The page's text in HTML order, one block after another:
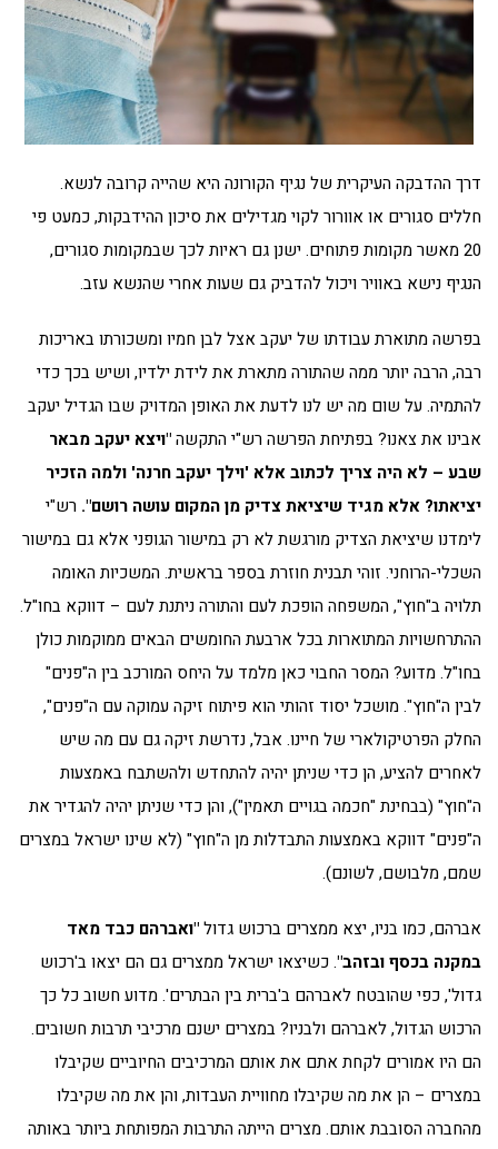
דרך ההדבקה העיקרית של נגיף הקורונה היא שהייה קרובה לנשא.
חללים סגורים או אוורור לקוי מגדילים את סיכון ההידבקות, כמעט פי
20 מאשר מקומות פתוחים. ישנן גם ראיות לכך שבמקומות סגורים,
הנגיף נישא באוויר ויכול להדביק גם שעות אחרי שהנשא עזב.
בפרשה מתוארת עבודתו של יעקב אצל לבן חמיו ומשכורתו באריכות
רבה, הרבה יותר ממה שהתורה מתארת את לידת ילדיו, ושיש בכך כדי
להתמיה. על שום מה יש לנו לדעת את האופן המדויק שבו הגדיל יעקב
אבינו את צאנו? בפתיחת הפרשה רש"י התקשה"ויצא יעקב מבאר
שבע – לא היה צריך לכתוב אלא 'וילך יעקב חרנה' ולמה הזכיר
יציאתו? אלא מגיד שיציאת צדיק מן המקום עושה רושם". רש"י
לימדנו שיציאת הצדיק מורגשת לא רק במישור הגופני אלא גם במישור
השכלי-הרוחני. זוהי תבנית חוזרת בספר בראשית. המשכיות האומה
תלויה ב"חוץ", המשפחה הופכת לעם והתורה ניתנת לעם – דווקא בחו"ל.
ההתרחשויות המתוארות בכל ארבעת החומשים הבאים ממוקמות כולן
בחו"ל. מדוע? המסר החבוי כאן מלמד על היחס המורכב בין ה"פנים"
לבין ה"חוץ". מושכל יסוד זהותי הוא פיתוח זיקה עמוקה עם ה"פנים",
החלק הפרטיקולארי של חיינו. אבל, נדרשת זיקה גם עם מה שיש
לאחרים להציע, הן כדי שניתן יהיה להתחדש ולהשתבח באמצעות
ה"חוץ" (בבחינת "חכמה בגויים תאמין"), והן כדי שניתן יהיה להגדיר את
ה"פנים" דווקא באמצעות התבדלות מן ה"חוץ" (לא שינו ישראל במצרים
שמם, מלבושם, לשונם).
אברהם, כמו בניו, יצא ממצרים ברכוש גדול"ואברהם כבד מאד
במקנה בכסף ובזהב". כשיצאו ישראל ממצרים גם הם יצאו ב'רכוש
גדול', כפי שהובטח לאברהם ב'ברית בין הבתרים'. מדוע חשוב כל כך
הרכוש הגדול, לאברהם ולבניו? במצרים ישנם מרכיבי תרבות חשובים.
הם היו אמורים לקחת אתם את אותם המרכיבים החיוביים שקיבלו
במצרים – הן את מה שקיבלו מחוויית העבדות, והן את מה שקיבלו
מהחברה הסובבת אותם. מצרים הייתה התרבות המפותחת ביותר באותה